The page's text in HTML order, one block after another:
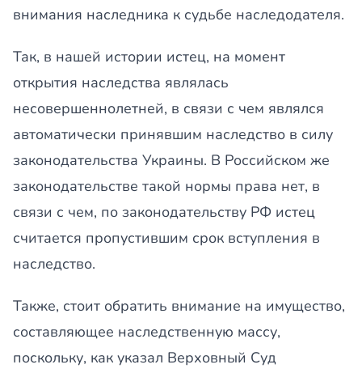
внимания наследника к судьбе наследодателя.
Так, в нашей истории истец, на момент
открытия наследства являлась
несовершеннолетней, в связи с чем являлся
автоматически принявшим наследство в силу
законодательства Украины. В Российском же
законодательстве такой нормы права нет, в
связи с чем, по законодательству РФ истец
считается пропустившим срок вступления в
наследство.
Также, стоит обратить внимание на имущество,
составляющее наследственную массу,
поскольку, как указал Верховный Суд